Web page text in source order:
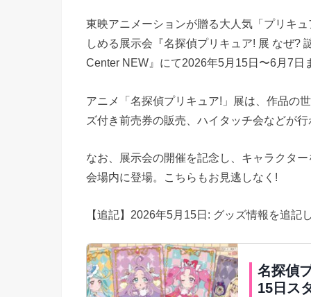
東映アニメーションが贈る大人気「プリキ
しめる展示会『名探偵プリキュア! 展 なぜ?
Center NEW』にて2026年5月15日〜6月7日
アニメ「名探偵プリキュア!」展は、作品の
ズ付き前売券の販売、ハイタッチ会などが
なお、展示会の開催を記念し、キャラクタ
会場内に登場。こちらもお見逃しなく!
【追記】2026年5月15日: グッズ情報を追記
名探偵
15日ス